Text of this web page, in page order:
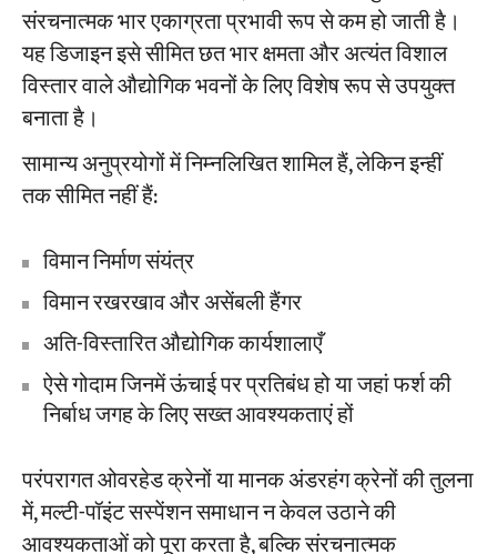
संरचनात्मक भार एकाग्रता प्रभावी रूप से कम हो जाती है।
यह डिजाइन इसे सीमित छत भार क्षमता और अत्यंत विशाल
विस्तार वाले औद्योगिक भवनों के लिए विशेष रूप से उपयुक्त
बनाता है।
सामान्य अनुप्रयोगों में निम्नलिखित शामिल हैं, लेकिन इन्हीं
तक सीमित नहीं हैं:
विमान निर्माण संयंत्र
विमान रखरखाव और असेंबली हैंगर
अति-विस्तारित औद्योगिक कार्यशालाएँ
ऐसे गोदाम जिनमें ऊंचाई पर प्रतिबंध हो या जहां फर्श की
निर्बाध जगह के लिए सख्त आवश्यकताएं हों
परंपरागत ओवरहेड क्रेनों या मानक अंडरहंग क्रेनों की तुलना
में, मल्टी-पॉइंट सस्पेंशन समाधान न केवल उठाने की
आवश्यकताओं को पूरा करता है, बल्कि संरचनात्मक